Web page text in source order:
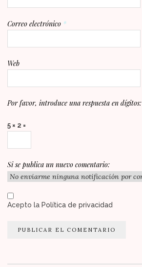
Correo electrónico *
Web
Por favor, introduce una respuesta en dígitos:
5 × 2 =
Si se publica un nuevo comentario:
Acepto la Política de privacidad